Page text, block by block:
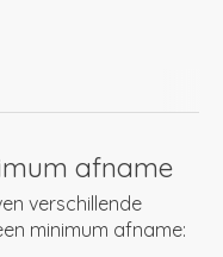
afname
verschillende
minimum afname: